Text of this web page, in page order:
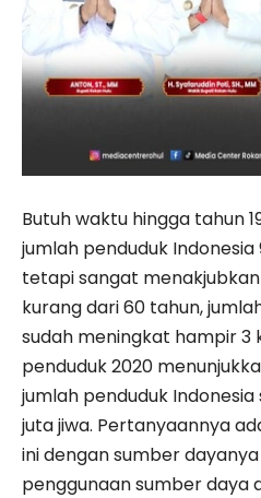
Butuh waktu hingga tahun
jumlah penduduk Indonesia
tetapi sangat
kurang dari 60 tahun,
sudah meningkat hampir 3
penduduk 2020
jumlah penduduk
juta jiwa. Pertanyaannya
ini dengan sumber
penggunaan sumber daya